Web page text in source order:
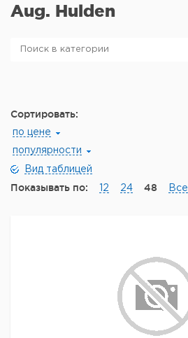
Aug. Hulden
Сортировать:
по цене
популярности
Вид таблицей
Показывать по: 12 24 48 Все